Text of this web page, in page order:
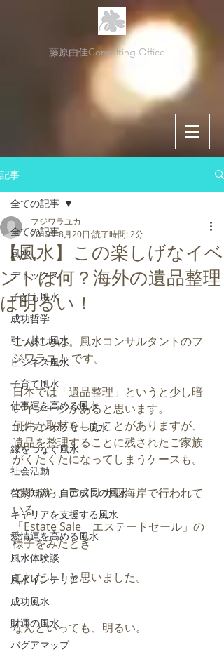
藤原由佳Consulting Office
記事
全ての記事
風水
デトックス
子ども風水
成功哲学
引っ越し風水
ビジネス風水
子育て風水
仕事運を高める風水
コンテンポラリー風水
縁をつなぐ風水
社会活動
啓蒙知識・自己成長の風水
キャリアを支援する風水
愛情運を高める風水
風水体験談
風水インテリア
成功風水
財運の風水
バグアマップ
全ての記事
【風水】この楽しげなイベ
ントは何？海外の遺品整理
は明るい！
フジワラユカ
2019年8月20日 読了時間: 2分
こんにちは。風水コンサルタントのフ
ジワラユカ です。
日本では「遺品整理」というと少し暗
いイメージがあると思います。
何件か取材をしたことがありますが、
遺品を整理することに残されたご家族
がくたくたになってしまうケースも。
ですから、アメリカ西海岸で行われて
いる
「Estate Sale　エステートセール」の
様子をみたとき
これだ！！と思いました。
なんといっても、明るい。